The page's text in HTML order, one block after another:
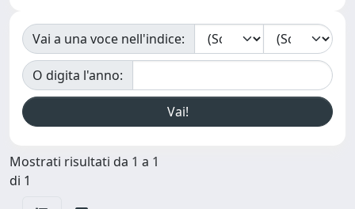
Vai a una voce nell'indice:
O digita l'anno:
Mostrati risultati da 1 a 1
di 1